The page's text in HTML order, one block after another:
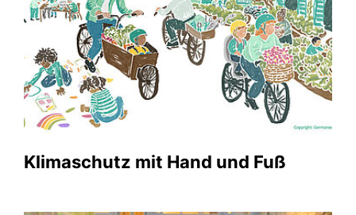
Klimaschutz mit Hand und Fuß